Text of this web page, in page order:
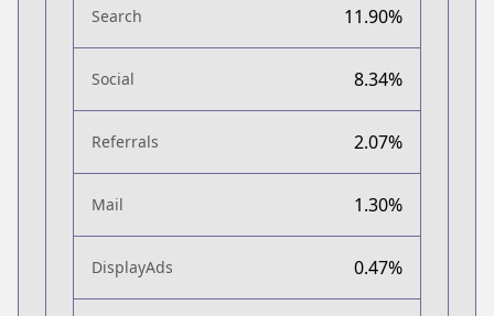
Search 11.90%
Social 8.34%
Referrals 2.07%
Mail 1.30%
DisplayAds 0.47%